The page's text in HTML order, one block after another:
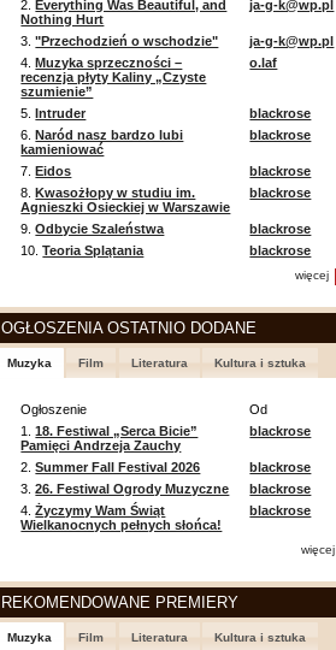
2.Everything Was Beautiful, and
Nothing Hurt
ja-g-k@wp.pl
3."Przechodzień o wschodzie"
ja-g-k@wp.pl
4.Muzyka sprzeczności –
recenzja płyty Kaliny „Czyste
szumienie”
o.laf
5.Intruder
blackrose
6.Naród nasz bardzo lubi
kamieniować
blackrose
7.Eidos
blackrose
8.Kwasożłopy w studiu im.
Agnieszki Osieckiej w Warszawie
blackrose
9.Odbycie Szaleństwa
blackrose
10.Teoria Splątania blackrose
więcej
OGŁOSZENIA OSTATNIO DODANE
Muzyka Film Literatura Kultura i sztuka
Ogłoszenie
Od
1.18. Festiwal „Serca Bicie”
Pamięci Andrzeja Zauchy
blackrose
2.Summer Fall Festival 2026
blackrose
3.26. Festiwal Ogrody Muzyczne
blackrose
4.Życzymy Wam Świąt
Wielkanocnych pełnych słońca!
blackrose
więcej
REKOMENDOWANE PREMIERY
Muzyka Film Literatura Kultura i sztuka